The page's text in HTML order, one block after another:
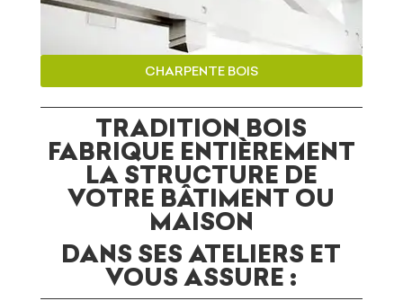
CHARPENTE BOIS
TRADITION BOIS
FABRIQUE ENTIÈREMENT
LA STRUCTURE DE
VOTRE BÂTIMENT OU
MAISON
DANS SES ATELIERS ET
VOUS ASSURE :